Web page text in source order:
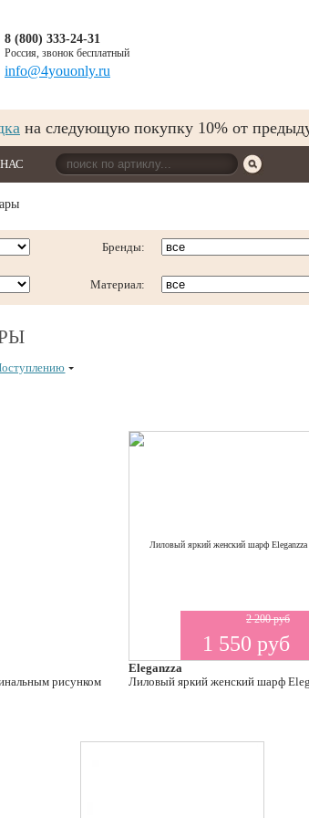
8 (800) 333-24-31
Россия, звонок бесплатный
info@4youonly.ru
на следующую покупку 10% от
Бренды:
Материал:
рисунком
2 200 руб
1 550 руб
Eleganzza
Лиловый яркий женский шарф